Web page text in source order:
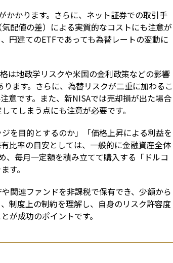
かかります。さらに、ネット証券での取引手
配値の差）による実質的なコストにも注意が
円建てのETFであっても為替レートの変動に
は地政学リスクや米国の金利政策などの影響
ます。さらに、為替リスクが二重に加わるこ
意です。また、新NISAでは売却損が出た場合
てしまう点にも注意が必要です。
を目的とするのか」「価格上昇による利益を
比率の目安としては、一般的に金融資産全体
、毎月一定額を積み立てて購入する「ドルコ
す。
関連ファンドを非課税で保有でき、少額から
制度上の制約を理解し、自身のリスク許容度
が成功のポイントです。